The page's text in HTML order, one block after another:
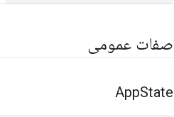
صفات عمومی
AppState